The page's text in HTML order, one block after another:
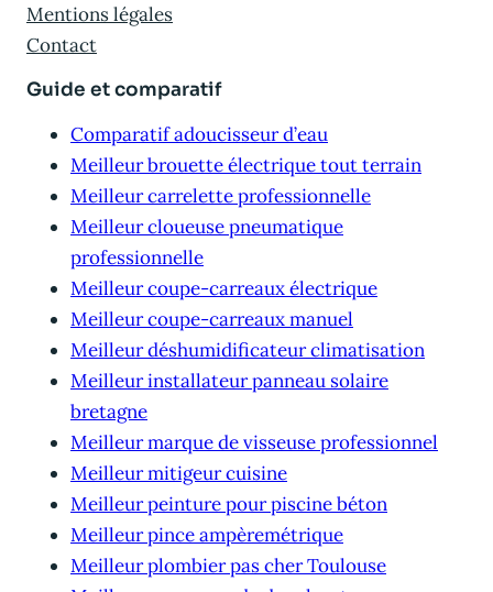
Mentions légales
Contact
Guide et comparatif
Comparatif adoucisseur d’eau
Meilleur brouette électrique tout terrain
Meilleur carrelette professionnelle
Meilleur cloueuse pneumatique
professionnelle
Meilleur coupe-carreaux électrique
Meilleur coupe-carreaux manuel
Meilleur déshumidificateur climatisation
Meilleur installateur panneau solaire
bretagne
Meilleur marque de visseuse professionnel
Meilleur mitigeur cuisine
Meilleur peinture pour piscine béton
Meilleur pince ampèremétrique
Meilleur plombier pas cher Toulouse